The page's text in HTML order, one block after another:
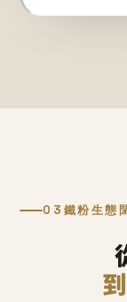
03 鐵粉生態